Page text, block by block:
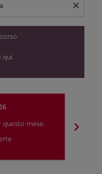
close
qui
questo mese.
chevron_right